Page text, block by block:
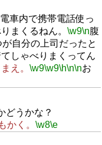
電車内で携帯電話使っ
まくるねん。 \w9\n腹
が自分の上司だったと
しゃべりまくってん
え。 \w9\w9\h\n\nお
どうかな？
かく。 \w8\e